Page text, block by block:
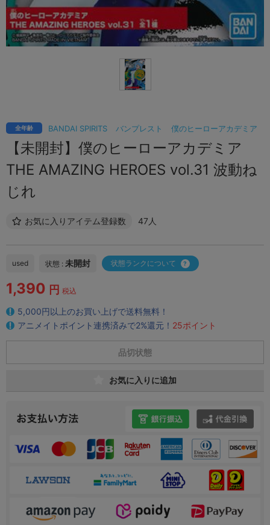
BANDAI SPIRITS バンプレスト 僕のヒーローアカデミア
全年齢
【未開封】僕のヒーローアカデミア
THE AMAZING HEROES vol.31 波動ね
じれ
お気に入りアイテム登録数 47人
used 状態 : 未開封 状態ランクについて
1,390 円 税込
5,000円以上のお買い上げで送料無料！
アニメイトポイント連携済みで2%還元！ 25ポイント
品切状態
お気に入りに追加